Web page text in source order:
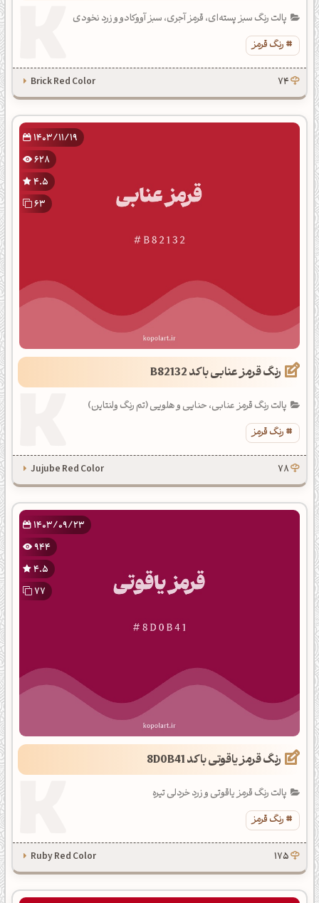
پالت رنگ سبز پسته‌ای، قرمز آجری، سبز آووکادو و زرد نخودی
رنگ قرمز
74
Brick Red Color
1403/11/19
628
4.5
63
رنگ قرمز عنابی با کد B82132
پالت رنگ قرمز عنابی، حنایی و هلویی (تم رنگ ولنتاین)
رنگ قرمز
78
Jujube Red Color
1403/09/23
944
4.5
77
رنگ قرمز یاقوتی با کد 8D0B41
پالت رنگ قرمز یاقوتی و زرد خردلی تیره
رنگ قرمز
175
Ruby Red Color